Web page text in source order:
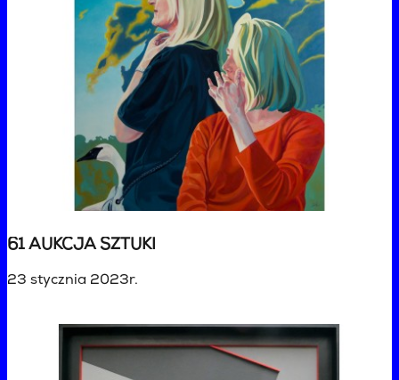
61 AUKCJA SZTUKI
23 stycznia 2023r.